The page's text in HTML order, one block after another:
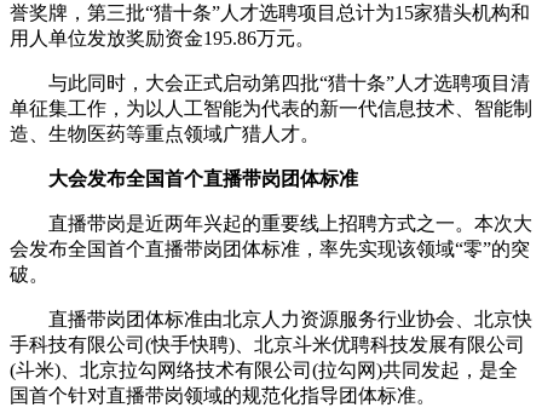
誉奖牌，第三批“猎十条”人才选聘项目总计为15家猎头机构和
用人单位发放奖励资金195.86万元。
与此同时，大会正式启动第四批“猎十条”人才选聘项目清
单征集工作，为以人工智能为代表的新一代信息技术、智能制
造、生物医药等重点领域广猎人才。
大会发布全国首个直播带岗团体标准
直播带岗是近两年兴起的重要线上招聘方式之一。本次大
会发布全国首个直播带岗团体标准，率先实现该领域“零”的突
破。
直播带岗团体标准由北京人力资源服务行业协会、北京快
手科技有限公司(快手快聘)、北京斗米优聘科技发展有限公司
(斗米)、北京拉勾网络技术有限公司(拉勾网)共同发起，是全
国首个针对直播带岗领域的规范化指导团体标准。